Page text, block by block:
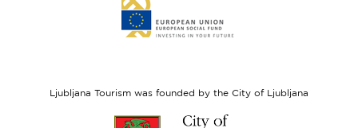
to
website
Ljubljana Tourism was founded by the City of Ljubljana